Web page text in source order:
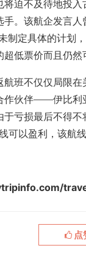
不及待地投入
。该航企发言人
制定具体的计划
低票价而且仍
不仅仅局限在
作伙伴――伊比利
于亏损最后不得
可以盈利，该航
点